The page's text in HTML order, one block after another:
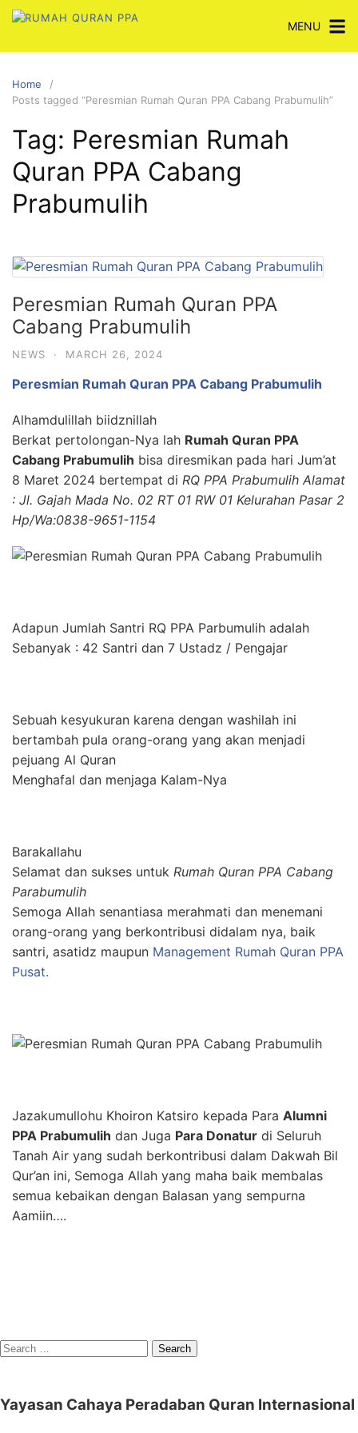
Skip
content
MENU
Home
Posts tagged “Peresmian Rumah Quran PPA Cabang Prabumulih”
Tag: Peresmian Rumah
Quran PPA Cabang
Prabumulih
Peresmian Rumah Quran PPA
Cabang Prabumulih
NEWS · MARCH 26, 2024
Peresmian Rumah Quran PPA Cabang Prabumulih
Alhamdulillah biidznillah
Berkat pertolongan-Nya lah Rumah Quran PPA
Cabang Prabumulih bisa diresmikan pada hari Jum’at
8 Maret 2024 bertempat di RQ PPA Prabumulih Alamat
: Jl. Gajah Mada No. 02 RT 01 RW 01 Kelurahan Pasar 2
Hp/Wa:0838-9651-1154
Adapun Jumlah Santri RQ PPA Parbumulih adalah
Sebanyak : 42 Santri dan 7 Ustadz / Pengajar
Sebuah kesyukuran karena dengan washilah ini
bertambah pula orang-orang yang akan menjadi
pejuang Al Quran
Menghafal dan menjaga Kalam-Nya
Barakallahu
Selamat dan sukses untuk Rumah Quran PPA Cabang
Parabumulih
Semoga Allah senantiasa merahmati dan menemani
orang-orang yang berkontribusi didalam nya, baik
santri, asatidz maupun Management Rumah Quran PPA
Pusat.
Jazakumullohu Khoiron Katsiro kepada Para Alumni
PPA Prabumulih dan Juga Para Donatur di Seluruh
Tanah Air yang sudah berkontribusi dalam Dakwah Bil
Qur’an ini, Semoga Allah yang maha baik membalas
semua kebaikan dengan Balasan yang sempurna
Aamiin….
Search
Yayasan Cahaya Peradaban Quran Internasional